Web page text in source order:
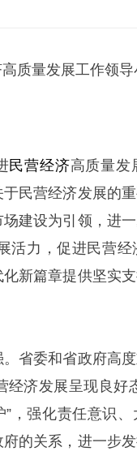
质量发展工作领导
民营经济高质量发
民营经济发展的
建设为引领，进
活力，促进民营
新篇章提供坚实
省委和省政府高
济发展呈现良好
，强化责任意识
的关系，进一步